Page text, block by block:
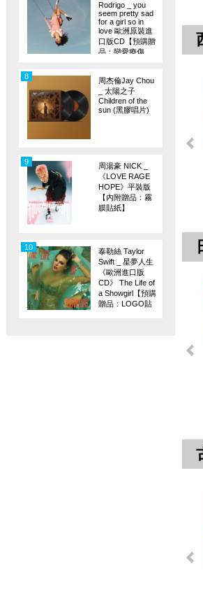
Rodrigo _ you
seem pretty sad
for a girl so in
love 歐洲原裝進
口版CD【預購贈
品：戀愛療傷
周杰倫Jay Chou
_ 太陽之子
Children of the
sun (黑膠唱片)
8
周湯豪 NICK _
《LOVE RAGE
HOPE》平裝版
【內附贈品：霧
膜貼紙】
9
泰勒絲 Taylor
Swift _ 星夢人生
《歐洲進口版
CD》 The Life of
a Showgirl【預購
贈品：LOGO貼
10